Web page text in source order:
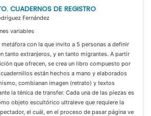
CUADERNOS DE REGISTRO
Fernández
variables
metáfora con la que invito a 5 personas a definir
tanto extranjeros, y en tanto migrantes. A partir
que ofrecen, se crea un libro compuesto por
están hechos a mano y elaborados
combianan imagen (retrato) y textos
la ténica de transfer. Cada una de las piezas es
objeto escultórico ultraleve que requiere la
el cuál, en el proceso de pasar página ve